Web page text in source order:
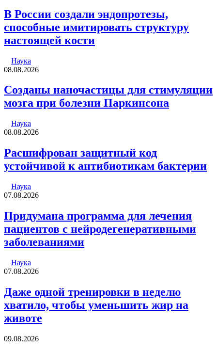
В России создали эндопротезы,
способные имитировать структуру
настоящей кости
Наука
08.08.2026
Созданы наночастицы для стимуляции
мозга при болезни Паркинсона
Наука
08.08.2026
Расшифрован защитный код
устойчивой к антибиотикам бактерии
Наука
07.08.2026
Придумана программа для лечения
пациентов с нейродегенеративными
заболеваниями
Наука
07.08.2026
Даже одной тренировки в неделю
хватило, чтобы уменьшить жир на
животе
09.08.2026